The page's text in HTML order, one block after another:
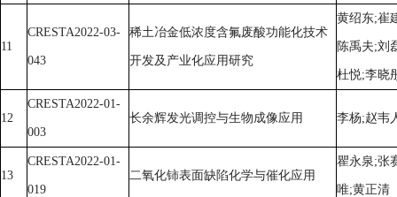
11
CRESTA2022-03-
043
稀土冶金低浓度含氟废酸功能化技术
开发及产业化应用研究
黄绍东;崔
陈禹夫;刘
杜悦;李晓
12
CRESTA2022-01-
003
长余辉发光调控与生物成像应用 李杨;赵韦
13
CRESTA2022-01-
019
二氧化铈表面缺陷化学与催化应用
瞿永泉;张
唯;黄正清